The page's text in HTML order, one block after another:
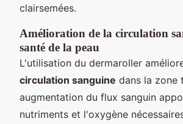
clairsemées.
Amélioration de la circulation
santé de la peau
L'utilisation du dermaroller
circulation sanguine dans la zone
augmentation du flux sanguin
nutriments et l'oxygène